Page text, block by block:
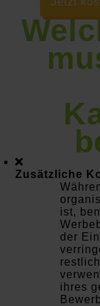
Zusätzliche
ist,
der
ihres